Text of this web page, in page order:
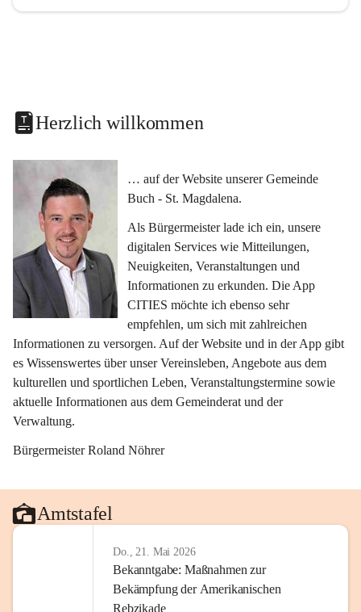
Herzlich willkommen
… auf der Website unserer Gemeinde
Buch - St. Magdalena.
Als Bürgermeister lade ich ein, unsere
digitalen Services wie Mitteilungen,
Neuigkeiten, Veranstaltungen und
Informationen zu erkunden. Die App
CITIES möchte ich ebenso sehr
empfehlen, um sich mit zahlreichen
Informationen zu versorgen. Auf der Website und in der App gibt
es Wissenswertes über unser Vereinsleben, Angebote aus dem
kulturellen und sportlichen Leben, Veranstaltungstermine sowie
aktuelle Informationen aus dem Gemeinderat und der
Verwaltung.
Bürgermeister Roland Nöhrer
Amtstafel
Do., 21. Mai 2026
Bekanntgabe: Maßnahmen zur
Bekämpfung der Amerikanischen
Rebzikade